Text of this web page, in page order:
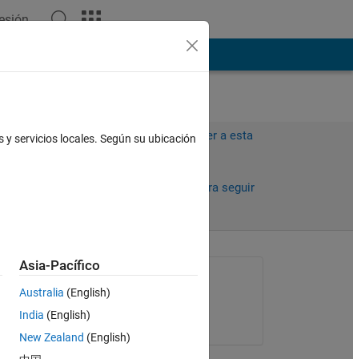
Iniciar sesión para responder a esta
Iniciar sesión para seguir
Salma Hassan
el 15 de Mayo de 2020
servicios locales. Según su ubicación
Asia-Pacífico
Australia (English)
India (English)
New Zealand (English)